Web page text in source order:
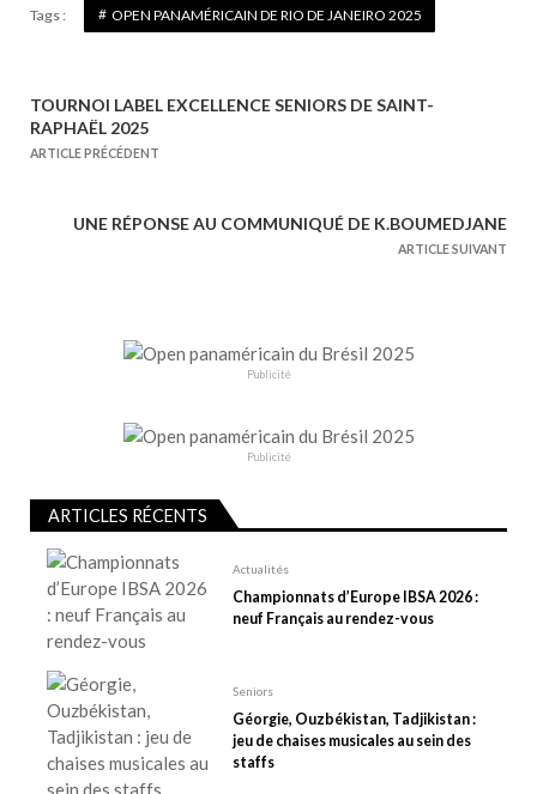
Tags : OPEN PANAMÉRICAIN DE RIO DE JANEIRO 2025
N
a
l
’
TOURNOI LABEL EXCELLENCE SENIORS DE SAINT-
RAPHAËL 2025
ARTICLE PRÉCÉDENT
UNE RÉPONSE AU COMMUNIQUÉ DE K.BOUMEDJANE
ARTICLE SUIVANT
Publicité
Publicité
ARTICLES RÉCENTS
Actualités
Championnats d’Europe IBSA 2026 :
neuf Français au rendez-vous
Seniors
Géorgie, Ouzbékistan, Tadjikistan :
jeu de chaises musicales au sein des
staffs